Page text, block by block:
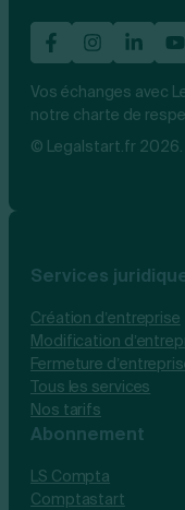
Vos échanges avec
notre charte de
© Legalstart.fr 2026.
Services
Création d’entreprise
Modification
Fermeture
Tous les services
Nos tarifs
Abonnement
LS Compta
Comptastart